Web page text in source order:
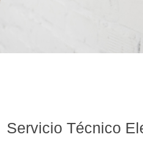
Servicio Técnico